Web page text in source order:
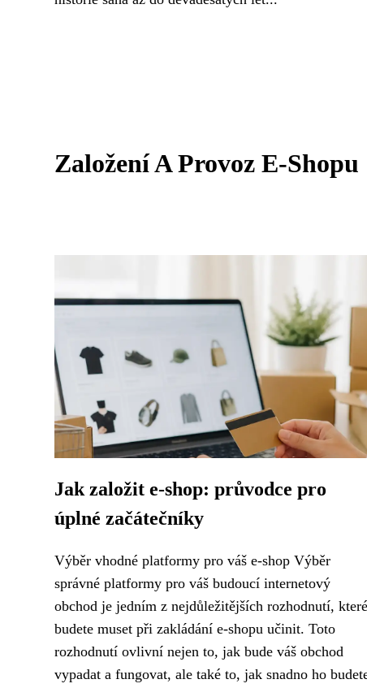
Založení A Provoz E-Shopu
Jak založit e-shop: průvodce pro
úplné začátečníky
Výběr vhodné platformy pro váš e-shop Výběr
správné platformy pro váš budoucí internetový
obchod je jedním z nejdůležitějších rozhodnutí, které
budete muset při zakládání e-shopu učinit. Toto
rozhodnutí ovlivní nejen to, jak bude váš obchod
vypadat a fungovat, ale také to, jak snadno ho